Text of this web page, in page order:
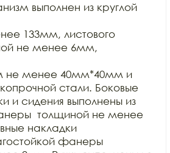
выполнен из круглой
133мм, листового
не менее 6мм,
не менее 40мм*40мм и
стали. Боковые
и сидения выполнены из
толщиной не менее
накладки
фанеры